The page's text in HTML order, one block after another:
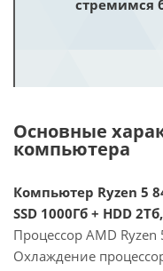
стремимся
Основные
компьютера
Компьютер Ryzen 5
SSD 1000Гб + HDD
Процессор AMD Ryzen
Охлаждение